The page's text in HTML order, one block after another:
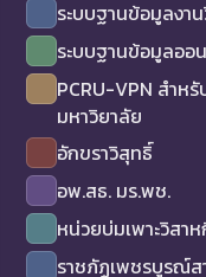
ระบบฐานข้อมูลง
ระบบฐานข้อมูลออ
PCRU-VPN สำห
มหาวิยาลัย
อักขราวิสุทธิ์
อพ.สธ. มร.พช.
หน่วยบ่มเพาะวิสา
ราชภัฏเพชรบูรณ์ส